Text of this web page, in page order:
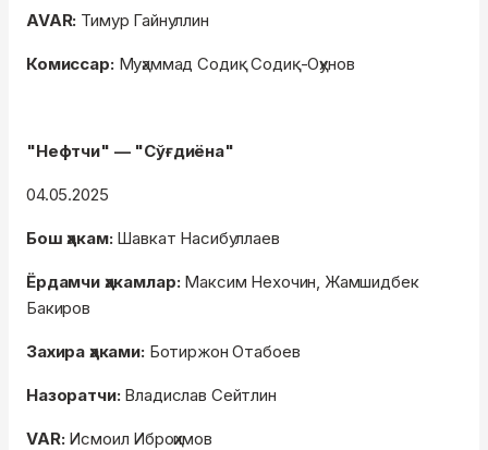
AVAR: Тимур Гайнуллин
Комиссар:Муҳаммад Содиқ Содиқ-Оҳунов
"Нефтчи" — "Сўғдиёна"
04.05.2025
Бош ҳакам: Шавкат Насибуллаев
Ёрдамчи ҳакамлар: Максим Нехочин, Жамшидбек
Бакиров
Захира ҳаками:Ботиржон Отабоев
Назоратчи: Владислав Сейтлин
VAR: Исмоил Иброҳимов